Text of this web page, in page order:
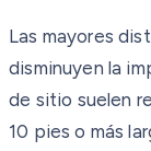
Las mayores
disminuyen la
de sitio suelen
10 pies o más